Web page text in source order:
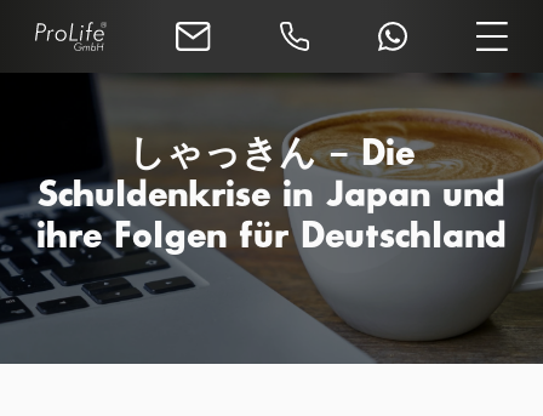
しゃっきん – Die
Schuldenkrise in Japan und
ihre Folgen für Deutschland